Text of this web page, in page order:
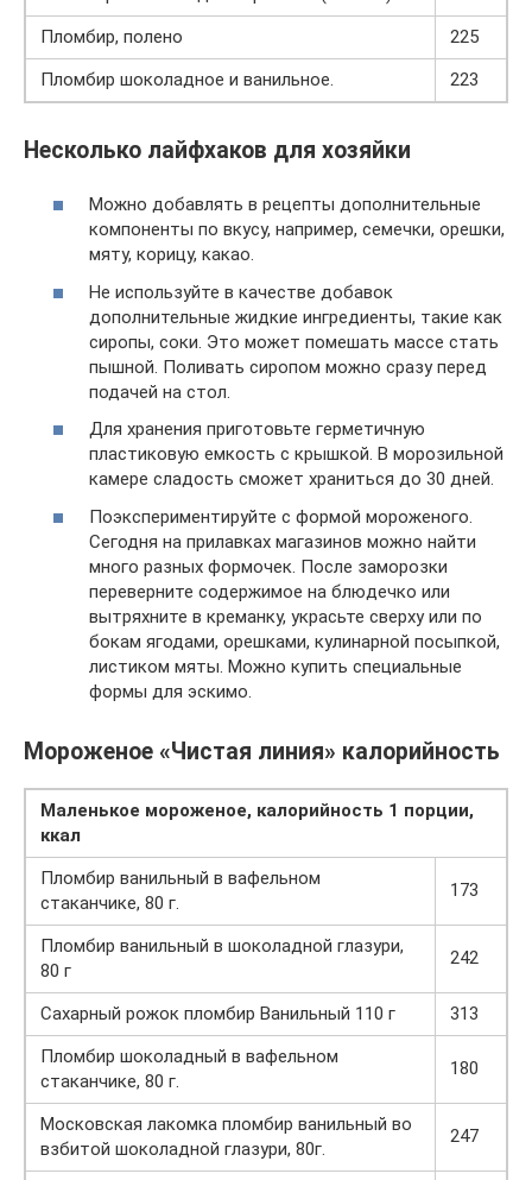
Пломбир, полено
225
Пломбир шоколадное и ванильное.
223
Несколько лайфхаков для хозяйки
Можно добавлять в рецепты дополнительные
компоненты по вкусу, например, семечки, орешки,
мяту, корицу, какао.
Не используйте в качестве добавок
дополнительные жидкие ингредиенты, такие как
сиропы, соки. Это может помешать массе стать
пышной. Поливать сиропом можно сразу перед
подачей на стол.
Для хранения приготовьте герметичную
пластиковую емкость с крышкой. В морозильной
камере сладость сможет храниться до 30 дней.
Поэкспериментируйте с формой мороженого.
Сегодня на прилавках магазинов можно найти
много разных формочек. После заморозки
переверните содержимое на блюдечко или
вытряхните в креманку, украсьте сверху или по
бокам ягодами, орешками, кулинарной посыпкой,
листиком мяты. Можно купить специальные
формы для эскимо.
Мороженое «Чистая линия» калорийность
Маленькое мороженое, калорийность 1 порции,
ккал
Пломбир ванильный в вафельном
стаканчике, 80 г.
173
Пломбир ванильный в шоколадной глазури,
80 г
242
Сахарный рожок пломбир Ванильный 110 г
313
Пломбир шоколадный в вафельном
стаканчике, 80 г.
180
Московская лакомка пломбир ванильный во
взбитой шоколадной глазури, 80г.
247